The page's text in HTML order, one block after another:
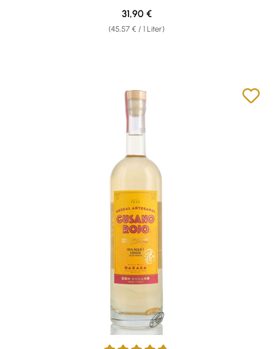
(45,57 € / 1 Liter)
Regulärer Preis:
31,90 €